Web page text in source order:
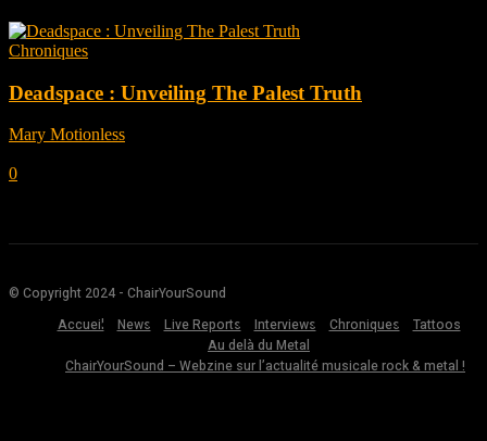
Chroniques
Deadspace : Unveiling The Palest Truth
Mary Motionless
0
© Copyright 2024 - ChairYourSound
Accueil
News Live Reports Interviews Chroniques
Tattoos
Au delà du Metal
ChairYourSound – Webzine sur l’actualité musicale rock & metal !